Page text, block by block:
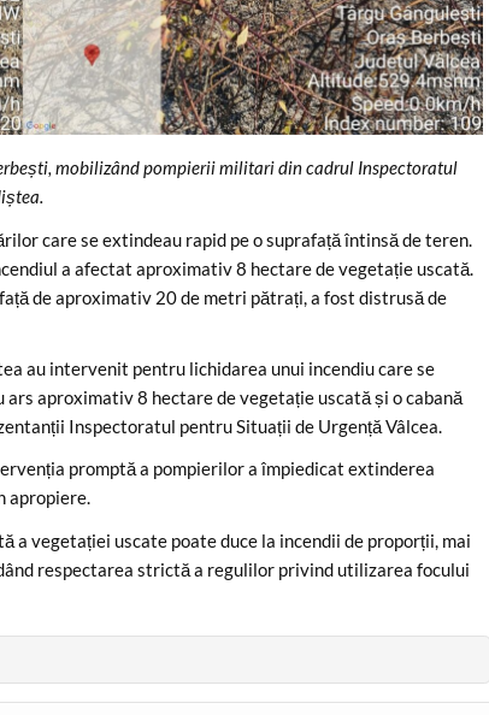
mobilizând pompierii militari din cadrul Inspectoratul
care se extindeau rapid pe o suprafață întinsă de teren.
a afectat aproximativ 8 hectare de vegetație uscată.
de aproximativ 20 de metri pătrați, a fost distrusă de
au intervenit pentru lichidarea unui incendiu care se
aproximativ 8 hectare de vegetație uscată și o cabană
Inspectoratul pentru Situații de Urgență Vâlcea.
promptă a pompierilor a împiedicat extinderea
apropiere.
vegetației uscate poate duce la incendii de proporții, mai
respectarea strictă a regulilor privind utilizarea focului